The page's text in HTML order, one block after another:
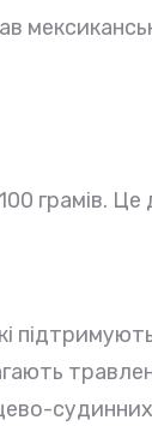
грамів.